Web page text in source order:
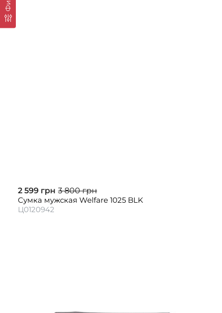
2 599 грн 3 800 грн
Сумка мужская Welfare 1025 BLK
Ц0120942